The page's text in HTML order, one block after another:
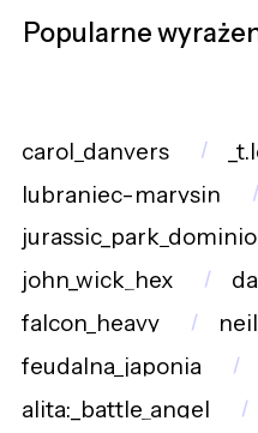
Popularne
carol_danvers
lubraniec-marysin
john_wick_hex
falcon_heavy
feudalna_japonia
alita:_battle_angel